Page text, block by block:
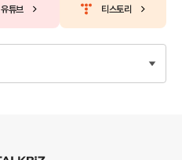
유튜브 티스토리